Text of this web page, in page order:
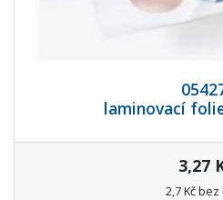
laminovací
3,27
2,7 Kč bez